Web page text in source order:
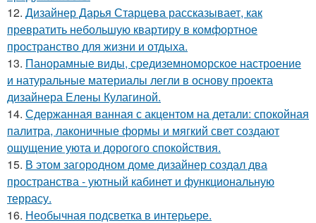
12. Дизайнер Дарья Старцева рассказывает, как
превратить небольшую квартиру в комфортное
пространство для жизни и отдыха.
13. Панорамные виды, средиземноморское настроение
и натуральные материалы легли в основу проекта
дизайнера Елены Кулагиной.
14. Сдержанная ванная с акцентом на детали: спокойная
палитра, лаконичные формы и мягкий свет создают
ощущение уюта и дорогого спокойствия.
15. В этом загородном доме дизайнер создал два
пространства - уютный кабинет и функциональную
террасу.
16. Необычная подсветка в интерьере.